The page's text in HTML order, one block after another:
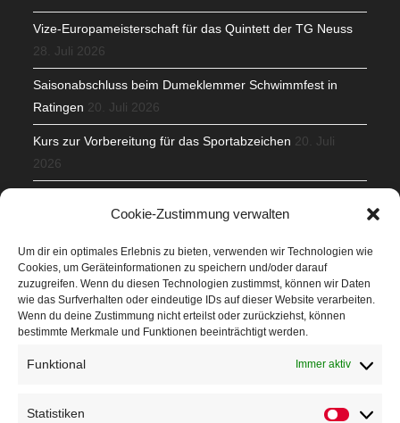
Cookie-Zustimmung verwalten
Um dir ein optimales Erlebnis zu bieten, verwenden wir Technologien wie
Cookies, um Geräteinformationen zu speichern und/oder darauf
zuzugreifen. Wenn du diesen Technologien zustimmst, können wir Daten
wie das Surfverhalten oder eindeutige IDs auf dieser Website verarbeiten.
Wenn du deine Zustimmung nicht erteilst oder zurückziehst, können
bestimmte Merkmale und Funktionen beeinträchtigt werden.
Funktional Immer aktiv
Statistiken
Vize-Europameisterschaft für das Quintett der TG Neuss
28. Juli 2026
Saisonabschluss beim Dumeklemmer Schwimmfest in
Ratingen 20. Juli 2026
Kurs zur Vorbereitung für das Sportabzeichen 20. Juli
2026
Veranstaltungen
Höffner Run